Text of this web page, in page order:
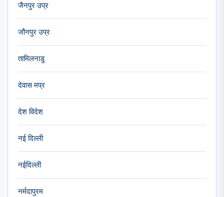
जैनपुर उप्र
जौनपुर उप्र
तामिलनाडु
देवास मप्र
देश विदेश
नई दिल्ली
नईदिल्ली
नर्मदापुरम